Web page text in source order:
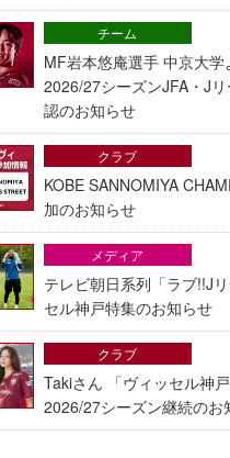
MF岩本悠庵選手 中京大
2026/27シーズンJFA・J
認のお知らせ
チーム
KOBE SANNOMIYA
加のお知らせ
クラブ
テレビ朝日系列「ラブ!!J
セル神戸特集のお知らせ
メディア
Takiさん 「ヴィッセル神
2026/27シーズン継続のお
クラブ